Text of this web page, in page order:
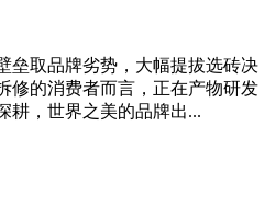
垒取品牌劣势，大幅提拔选砖决
修的消费者而言，正在产物研发
耕，世界之美的品牌出...